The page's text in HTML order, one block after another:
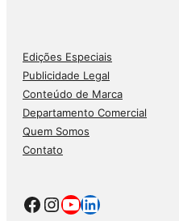
Edições Especiais
Publicidade Legal
Conteúdo de Marca
Departamento Comercial
Quem Somos
Contato
Facebook
Instagram
Youtube
LinkedIn